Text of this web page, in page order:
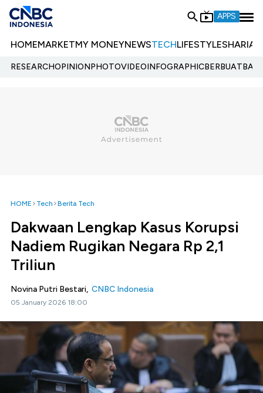
APPS
HOMEMARKETMY MONEYNEWSTECHLIFESTYLESHARIA
RESEARCHOPINIONPHOTOVIDEOINFOGRAPHIC
HOME Tech Berita Tech
Dakwaan Lengkap Kasus Korupsi
Nadiem Rugikan Negara Rp 2,1
Triliun
Novina Putri Bestari, CNBC Indonesia
05 January 2026 18:00